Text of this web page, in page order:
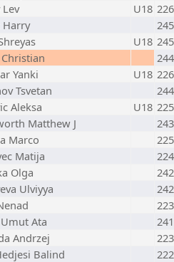
Lev U18
Harry
U18
Yanki U18
Tsvetan
Aleksa U18
Matthew J
Marco
Matija
Olga
Ulviyya
Ata
Andrzej
Balind